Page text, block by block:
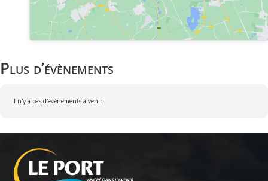
Plus d’évènements
Il n'y a pas d'évènements à venir